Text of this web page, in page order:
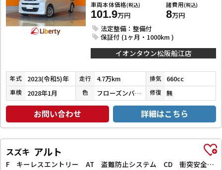
車両本体価格(税込)
101.9万円
諸費用(税込)
8万円
法定整備：整備付
保証付 (1ヶ月・1000km )
イオンタウン松阪船江店
年式 2023(令和5)年 走行 4.7万km 排気 660cc
車検 2028年1月 色 フローズンバニラパールメタリック 修復 無
お問い合わせ 詳細はこちら
スズキ アルト
F キーレスエントリー AT 盗難防止システム CD 衝突安全ボディ エアコン パワーステアリング パワーウィンドウ